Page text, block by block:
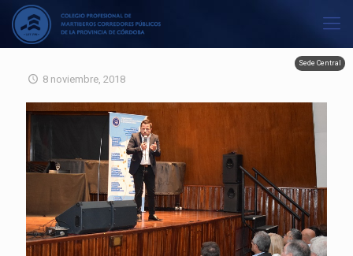
8 noviembre, 2018
Sede Central